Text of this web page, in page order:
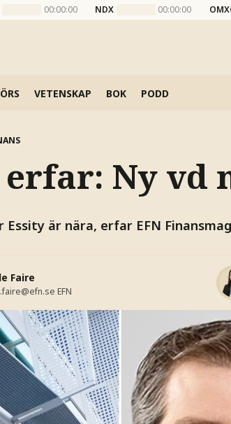
00:00:00 NDX 00:00:00
VETENSKAP BOK PODD
erfar: Ny vd
Essity är nära, erfar EFN
Faire
EFN